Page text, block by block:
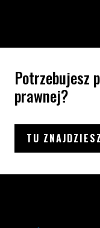
Potrzebujesz
prawnej?
TU